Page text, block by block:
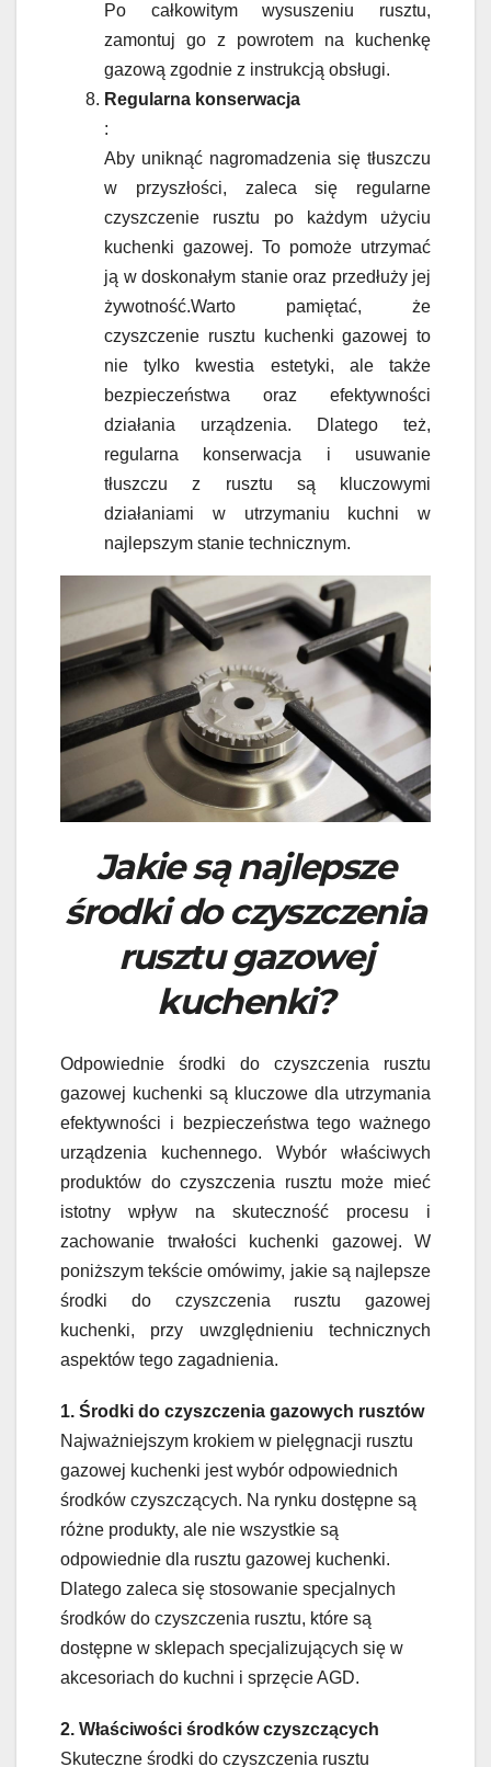
Po całkowitym wysuszeniu rusztu,
zamontuj go z powrotem na kuchenkę
gazową zgodnie z instrukcją obsługi.
Regularna konserwacja
:
Aby uniknąć nagromadzenia się tłuszczu
w przyszłości, zaleca się regularne
czyszczenie rusztu po każdym użyciu
kuchenki gazowej. To pomoże utrzymać
ją w doskonałym stanie oraz przedłuży jej
żywotność.Warto pamiętać, że
czyszczenie rusztu kuchenki gazowej to
nie tylko kwestia estetyki, ale także
bezpieczeństwa oraz efektywności
działania urządzenia. Dlatego też,
regularna konserwacja i usuwanie
tłuszczu z rusztu są kluczowymi
działaniami w utrzymaniu kuchni w
najlepszym stanie technicznym.
Jakie są najlepsze
środki do czyszczenia
rusztu gazowej
kuchenki?
Odpowiednie środki do czyszczenia rusztu
gazowej kuchenki są kluczowe dla utrzymania
efektywności i bezpieczeństwa tego ważnego
urządzenia kuchennego. Wybór właściwych
produktów do czyszczenia rusztu może mieć
istotny wpływ na skuteczność procesu i
zachowanie trwałości kuchenki gazowej. W
poniższym tekście omówimy, jakie są najlepsze
środki do czyszczenia rusztu gazowej
kuchenki, przy uwzględnieniu technicznych
aspektów tego zagadnienia.
1. Środki do czyszczenia gazowych rusztów
Najważniejszym krokiem w pielęgnacji rusztu
gazowej kuchenki jest wybór odpowiednich
środków czyszczących. Na rynku dostępne są
różne produkty, ale nie wszystkie są
odpowiednie dla rusztu gazowej kuchenki.
Dlatego zaleca się stosowanie specjalnych
środków do czyszczenia rusztu, które są
dostępne w sklepach specjalizujących się w
akcesoriach do kuchni i sprzęcie AGD.
2. Właściwości środków czyszczących
Skuteczne środki do czyszczenia rusztu